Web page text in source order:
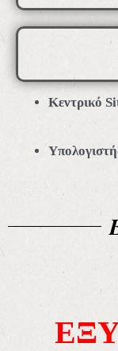
Κεντρικό